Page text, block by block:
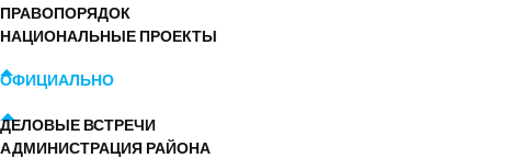
ПРАВОПОРЯДОК
НАЦИОНАЛЬНЫЕ ПРОЕКТЫ
ОФИЦИАЛЬНО
ДЕЛОВЫЕ ВСТРЕЧИ
АДМИНИСТРАЦИЯ РАЙОНА